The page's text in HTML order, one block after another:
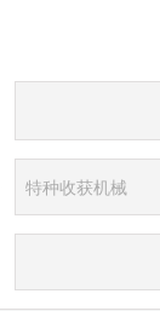
特种收获机械